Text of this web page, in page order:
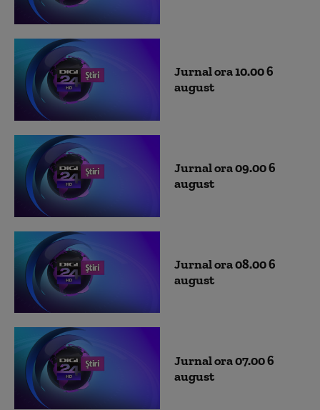
Jurnal ora 10.00 6
august
Jurnal ora 09.00 6
august
Jurnal ora 08.00 6
august
Jurnal ora 07.00 6
august